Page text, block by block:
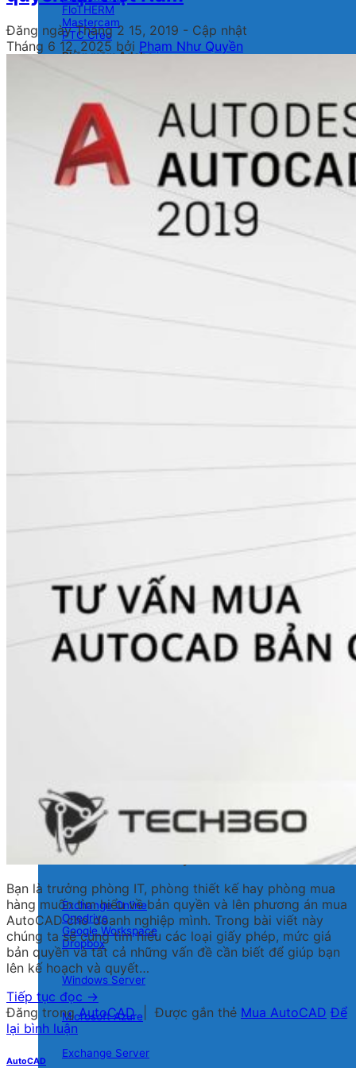
FloTHERM
Mastercam
PTC Creo
Phần mềm Adobe
All apps
Photoshop
Illustrator
Premiere Pro
Lightroom
After Effects
Audition
Substance 3D
Đồ họa 3D và hoạt hình
Chaos Corona
Phần mềm Microsoft
Windows 11
Microsoft 365
Office 2024
Project
Visio
Visual Studio
Họp & Remote Desktop
Adobe Acrobat
Nitro PDF
PDF Exchange
Foxit
Email & lưu trữ đám mây
Exchange Online
Onedrive
Google Workspace
Dropbox
Windows Server
Microsoft Azure
Exchange Server
Đăng ngàyTháng 2 15, 2019 - Cập nhật
Tháng 6 12, 2025 bởi Phạm Như Quyền
Bạn là trưởng phòng IT, phòng thiết kế hay phòng mua
hàng muốn tìm hiểu về bản quyền và lên phương án mua
AutoCAD cho doanh nghiệp mình. Trong bài viết này
chúng ta sẽ cùng tìm hiểu các loại giấy phép, mức giá
bản quyền và tất cả những vấn đề cần biết để giúp bạn
lên kế hoạch và quyết…
Tiếp tục đọc →
Đăng trongAutoCAD | Được gắn thẻ Mua AutoCAD Để
lại bình luận
AutoCAD